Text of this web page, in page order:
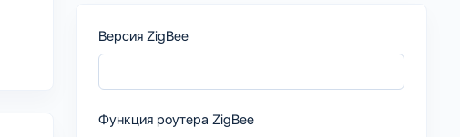
Версия ZigBee
Функция роутера ZigBee